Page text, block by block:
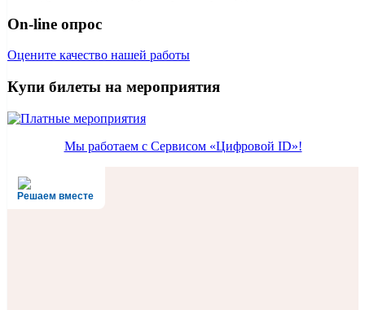
On-line опрос
Оцените качество нашей работы
Купи билеты на мероприятия
Мы работаем с Сервисом «Цифровой ID»!
Решаем вместе